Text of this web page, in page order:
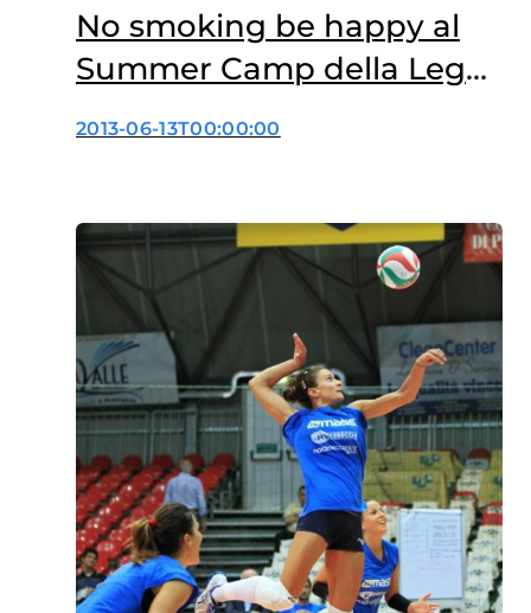
No smoking be happy al
Summer Camp della Lega
Volley
2013-06-13T00:00:00